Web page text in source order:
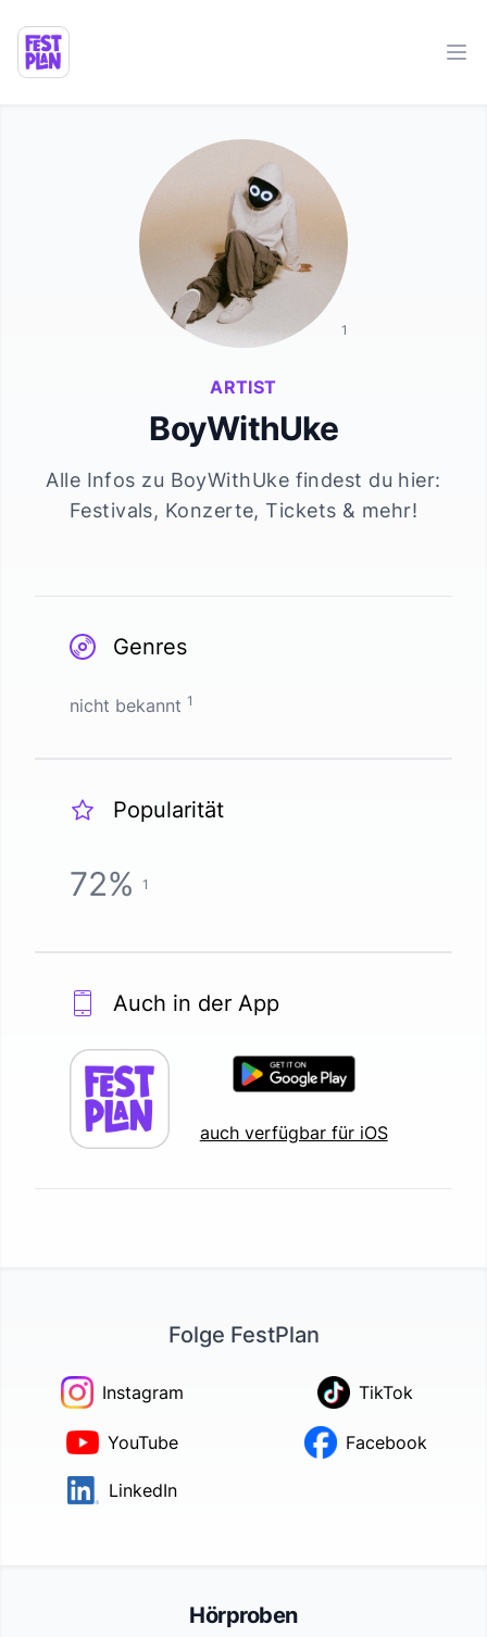
ARTIST
BoyWithUke
Alle Infos zu BoyWithUke findest du hier:
Festivals, Konzerte, Tickets & mehr!
1
Genres
nicht bekannt 1
Popularität
72% 1
Auch in der App
auch verfügbar für iOS
Folge FestPlan
Instagram TikTok
YouTube Facebook
LinkedIn
Hörproben